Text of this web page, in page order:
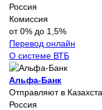
Россия
Комиссия
от 0% до 1,5%
Перевод онлайн
О системе ВТБ
Альфа-Банк
Отправляют в
Россия